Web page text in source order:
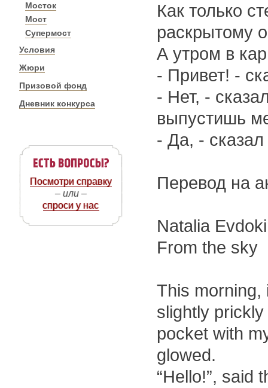
Мосток
Мост
Супермост
Условия
Жюри
Призовой фонд
Дневник конкурса
Посмотри справку
– или –
спроси у нас
Как только
раскрытому
А утром в
- Привет! -
- Нет, -
выпустишь
- Да, -
Перевод на
Natalia
From the sky
This morning,
slightly
pocket with
glowed.
“Hello!”, said